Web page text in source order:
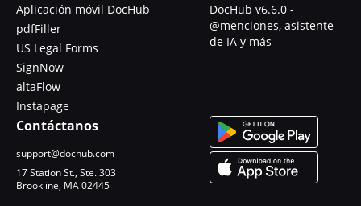
Aplicación móvil DocHub
pdfFiller
US Legal Forms
SignNow
altaFlow
Instapage
DocHub v6.6.0 -
@menciones, asistente
de IA y más
Contáctanos
support@dochub.com
17 Station St., Ste. 303
Brookline, MA 02445